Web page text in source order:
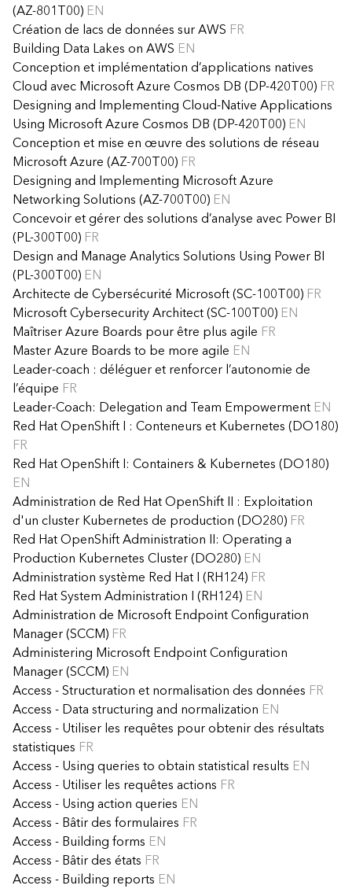
(AZ-801T00) EN
Création de lacs de données sur AWS FR
Building Data Lakes on AWS EN
Conception et implémentation d’applications natives
Cloud avec Microsoft Azure Cosmos DB (DP-420T00) FR
Designing and Implementing Cloud-Native Applications
Using Microsoft Azure Cosmos DB (DP-420T00) EN
Conception et mise en œuvre des solutions de réseau
Microsoft Azure (AZ-700T00) FR
Designing and Implementing Microsoft Azure
Networking Solutions (AZ-700T00) EN
Concevoir et gérer des solutions d’analyse avec Power BI
(PL-300T00) FR
Design and Manage Analytics Solutions Using Power BI
(PL-300T00) EN
Architecte de Cybersécurité Microsoft (SC-100T00) FR
Microsoft Cybersecurity Architect (SC-100T00) EN
Maîtriser Azure Boards pour être plus agile FR
Master Azure Boards to be more agile EN
Leader-coach : déléguer et renforcer l’autonomie de
l’équipe FR
Leader-Coach: Delegation and Team Empowerment EN
Red Hat OpenShift I : Conteneurs et Kubernetes (DO180)
FR
Red Hat OpenShift I: Containers & Kubernetes (DO180)
EN
Administration de Red Hat OpenShift II : Exploitation
d'un cluster Kubernetes de production (DO280) FR
Red Hat OpenShift Administration II: Operating a
Production Kubernetes Cluster (DO280) EN
Administration système Red Hat I (RH124) FR
Red Hat System Administration I (RH124) EN
Administration de Microsoft Endpoint Configuration
Manager (SCCM) FR
Administering Microsoft Endpoint Configuration
Manager (SCCM) EN
Access - Structuration et normalisation des données FR
Access - Data structuring and normalization EN
Access - Utiliser les requêtes pour obtenir des résultats
statistiques FR
Access - Using queries to obtain statistical results EN
Access - Utiliser les requêtes actions FR
Access - Using action queries EN
Access - Bâtir des formulaires FR
Access - Building forms EN
Access - Bâtir des états FR
Access - Building reports EN